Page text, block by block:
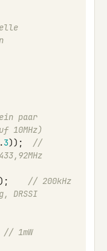
paar
10MHz)
.3));
//
);
// 200kHz
DRSSI
// 1mW